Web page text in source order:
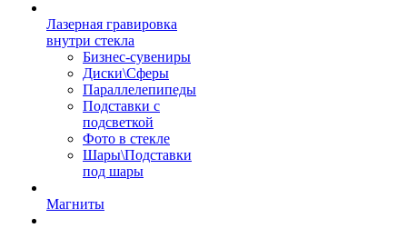
Лазерная гравировка
внутри стекла
Бизнес-сувениры
Диски\Сферы
Параллелепипеды
Подставки с
подсветкой
Фото в стекле
Шары\Подставки
под шары
Магниты